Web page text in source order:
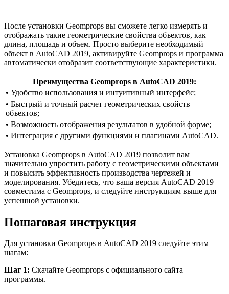
После установки Geomprops вы сможете легко измерять и
отображать такие геометрические свойства объектов, как
длина, площадь и объем. Просто выберите необходимый
объект в AutoCAD 2019, активируйте Geomprops и программа
автоматически отобразит соответствующие характеристики.
Преимущества Geomprops в AutoCAD 2019:
• Удобство использования и интуитивный интерфейс;
• Быстрый и точный расчет геометрических свойств
объектов;
• Возможность отображения результатов в удобной форме;
• Интеграция с другими функциями и плагинами AutoCAD.
Установка Geomprops в AutoCAD 2019 позволит вам
значительно упростить работу с геометрическими объектами
и повысить эффективность производства чертежей и
моделирования. Убедитесь, что ваша версия AutoCAD 2019
совместима с Geomprops, и следуйте инструкциям выше для
успешной установки.
Пошаговая инструкция
Для установки Geomprops в AutoCAD 2019 следуйте этим
шагам:
Шаг 1: Скачайте Geomprops с официального сайта
программы.